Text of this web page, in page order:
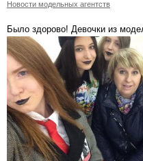
Новости модельных агентств
Было здорово! Девочки из